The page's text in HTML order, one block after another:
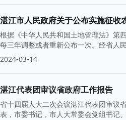
湛江市人民政府关于公布实施征收
根据《中华人民共和国土地管理法》第
每三年调整或者重新公布一次。经省人
2024-03-14
湛江代表团审议省政府工作报告
省十四届人大二次会议湛江代表团审议
表，市委书记，市人大常委会党组书记